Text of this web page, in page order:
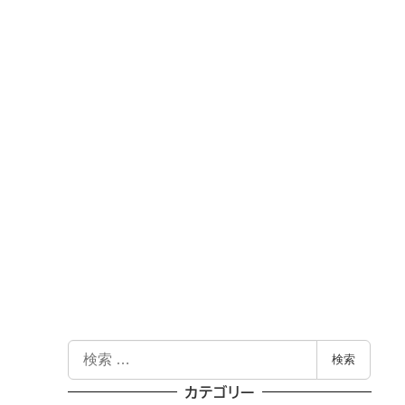
検
索
検索
カテゴリー